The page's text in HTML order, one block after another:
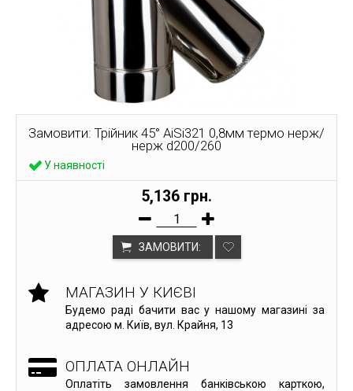
Замовити: Трійник 45° AiSi321 0,8мм термо нерж/
нерж d200/260
У наявності
5,136 грн.
ЗАМОВИТИ:
МАГАЗИН У КИЄВІ
Будемо раді бачити вас у нашому магазині за
адресою м. Київ, вул. Крайня, 13
ОПЛАТА ОНЛАЙН
Оплатіть замовлення банківською карткою,